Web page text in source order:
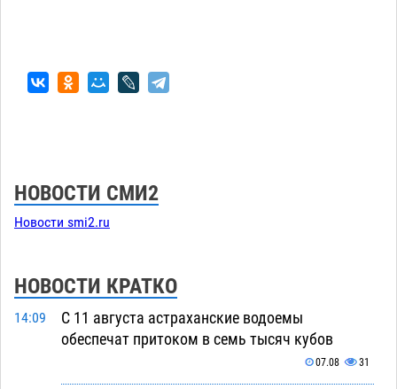
НОВОСТИ СМИ2
Новости smi2.ru
НОВОСТИ КРАТКО
14:09
С 11 августа астраханские водоемы
обеспечат притоком в семь тысяч кубов
07.08 31